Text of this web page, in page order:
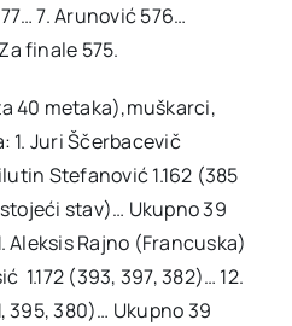
7. Arunović 576…
finale 575.
40 metaka),muškarci,
1. Juri Ščerbacevič
Stefanović 1.162 (385
stav)… Ukupno 39
Aleksis Rajno (Francuska)
1.172 (393, 397, 382)… 12.
395, 380)… Ukupno 39